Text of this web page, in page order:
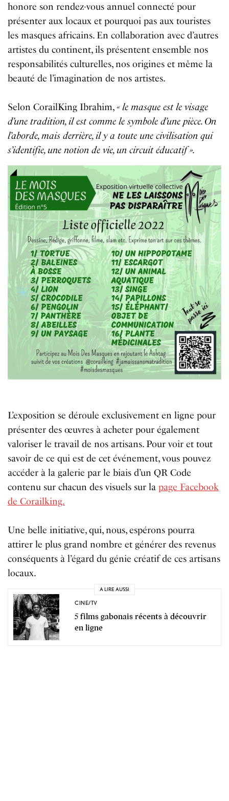
honore son rendez-vous annuel connecté pour
présenter aux locaux et pourquoi pas aux touristes
les masques africains. En collaboration avec d’autres
artistes du continent, ils présentent ensemble nos
responsabilités culturelles, nos origines et même la
beauté de l’imagination de nos artistes.
Selon CorailKing Ibrahim,« le masque est le visage
d’une tradition, il est comme le symbole d’une pièce. On
l’aborde, mais derrière, il y a toute une civilisation qui
s’identifie, une notion de vie, un circuit éducatif ».
L’exposition se déroule exclusivement en ligne pour
présenter des œuvres à acheter pour également
valoriser le travail de nos artisans. Pour voir et tout
savoir de ce qui est de cet événement, vous pouvez
accéder à la galerie par le biais d’un QR Code
contenu sur chacun des visuels sur lapage Facebook
de Corailking.
Une belle initiative, qui, nous, espérons pourra
attirer le plus grand nombre et générer des revenus
conséquents à l’égard du génie créatif de ces artisans
locaux.
A LIRE AUSSI
CINE/TV
5 films gabonais récents à découvrir
en ligne